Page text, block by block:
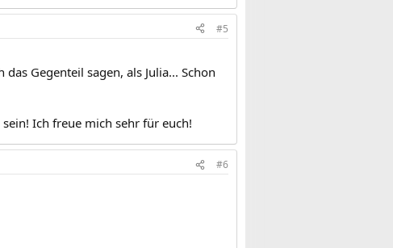
#5
Gegenteil sagen, als Julia... Schon
Ich freue mich sehr für euch!
#6